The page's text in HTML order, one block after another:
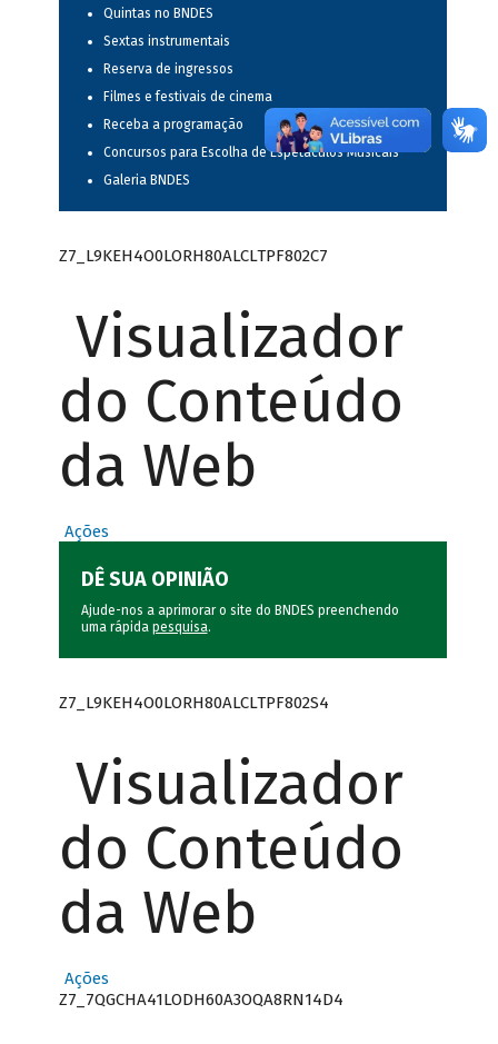
Quintas no BNDES
Sextas instrumentais
Reserva de ingressos
Filmes e festivais de cinema
Receba a programação
Concursos para Escolha de Espetáculos Musicais
Galeria BNDES
Z7_L9KEH4O0LORH80ALCLTPF802C7
Visualizador
do Conteúdo
da Web
Ações
DÊ SUA OPINIÃO
Ajude-nos a aprimorar o site do BNDES preenchendo
uma rápida pesquisa.
Z7_L9KEH4O0LORH80ALCLTPF802S4
Visualizador
do Conteúdo
da Web
Ações
Z7_7QGCHA41LODH60A3OQA8RN14D4